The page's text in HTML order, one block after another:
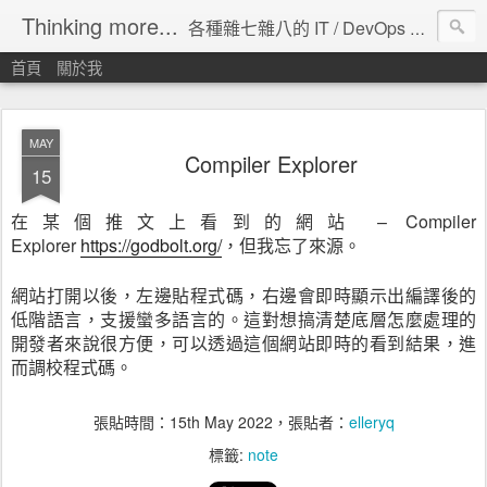
Thinking more... 各種雜七雜八的 IT / DevOps 工具 / 程式設計 / 雲端服務分享。
首頁 關於我
MAY
15 Compiler Explorer
在某個推文上看到的網站 – Compiler
Explorerhttps://godbolt.org/，但我忘了來源。
網站打開以後，左邊貼程式碼，右邊會即時顯示出編譯後的
低階語言，支援蠻多語言的。這對想搞清楚底層怎麼處理的
開發者來說很方便，可以透過這個網站即時的看到結果，進
而調校程式碼。
張貼時間： 15th May 2022 ，張貼者： elleryq
標籤: note